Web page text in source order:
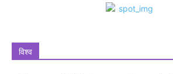
विश्व